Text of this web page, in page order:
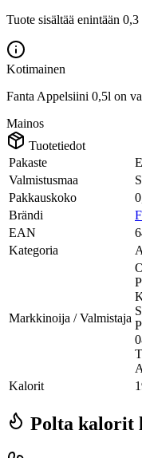
Tuote sisältää enintään
Kotimainen
Fanta Appelsiini 0,5l on
Mainos
Tuotetiedot
Pakaste
Valmistusmaa
Pakkauskoko
Brändi
EAN
Kategoria
Markkinoija / Valmistaja
Kalorit
Polta kalorit